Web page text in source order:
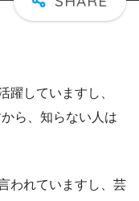
躍していますし、
ら、知らない人は
われていますし、芸